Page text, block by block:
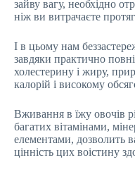
зайву вагу, необхідно
ніж ви витрачаєте
І в цьому нам
завдяки практично
холестерину і жиру,
калорій і високому
Вживання в їжу овочів
багатих вітамінами,
елементами, дозволить
цінність цих воістину